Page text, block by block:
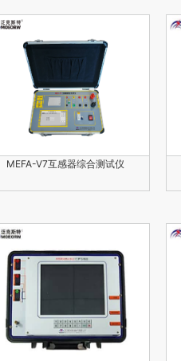
MEFA-V7互感器综合测试仪